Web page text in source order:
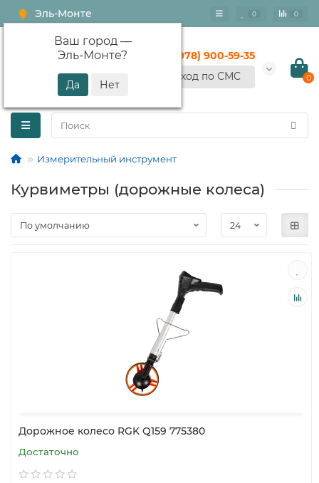
Эль-Монте
Ваш город —
Эль-Монте?
0 0
+7 (978) 900-59-35
Вход по СМС
0
Измерительный инструмент
Курвиметры (дорожные колеса)
Дорожное колесо RGK Q159 775380
Достаточно